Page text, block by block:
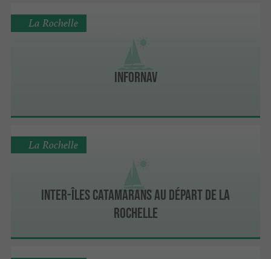
Infornav
La Rochelle
Inter-îles catamarans au départ de La
Rochelle
La Rochelle